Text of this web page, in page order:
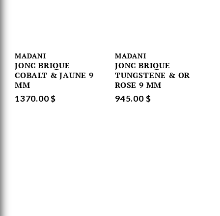
MADANI
JONC BRIQUE
COBALT & JAUNE 9
MM
1370.00 $
MADANI
JONC BRIQUE
TUNGSTENE & OR
ROSE 9 MM
945.00 $